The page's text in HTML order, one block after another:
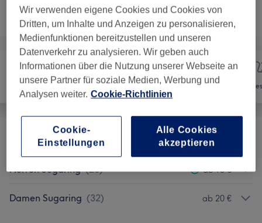
Nicht gefunden wonach du gesucht hast?
Alle Services
Nägel Haarentfernung
Damen Waxing (61) ab 10 €
Herren Sugaring (25) ab 15 €
Damen Sugaring (32) ab 20 €
Wir verwenden eigene Cookies und Cookies von
Dritten, um Inhalte und Anzeigen zu personalisieren,
Medienfunktionen bereitzustellen und unseren
Datenverkehr zu analysieren. Wir geben auch
Informationen über die Nutzung unserer Webseite an
unsere Partner für soziale Medien, Werbung und
Analysen weiter. Cookie-Richtlinien
Cookie-
Einstellungen
Alle Cookies
akzeptieren